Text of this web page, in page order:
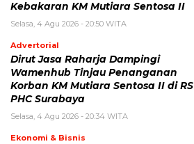
Kebakaran KM Mutiara Sentosa II
Selasa, 4 Agu 2026 - 20:50 WITA
Advertorial
Dirut Jasa Raharja Dampingi
Wamenhub Tinjau Penanganan
Korban KM Mutiara Sentosa II di RS
PHC Surabaya
Selasa, 4 Agu 2026 - 20:34 WITA
Ekonomi & Bisnis